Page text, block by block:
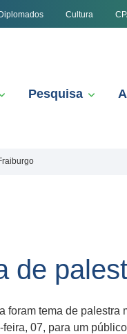
Cultura
Pesquisa
de
tema de
07, para um